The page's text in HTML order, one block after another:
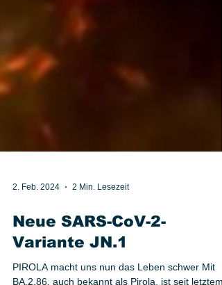
2. Feb. 2024 2 Min. Lesezeit
Neue SARS-CoV-2-
Variante JN.1